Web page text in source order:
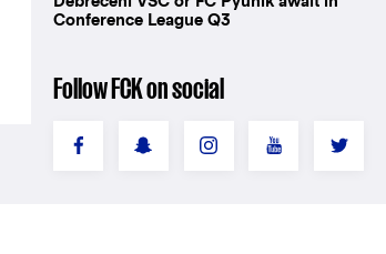
Conference League Q3
Follow FCK on social